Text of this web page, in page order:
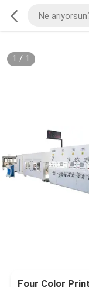
1 / 1
Four Color